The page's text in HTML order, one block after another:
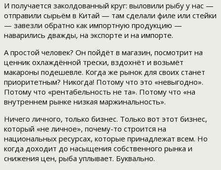
И получается заколдованный круг: выловили рыбу у нас —
отправили сырьём в Китай — там сделали филе или стейки
— завезли обратно как импортную продукцию —
наварились дважды, на экспорте и на импорте.
А простой человек? Он пойдёт в магазин, посмотрит на
ценник охлаждённой трески, вздохнёт и возьмёт
макароны подешевле. Когда же рынок для своих станет
приоритетным? Никогда! Потому что это «невыгодно».
Потому что «рентабельность не та». Потому что «на
внутреннем рынке низкая маржинальность».
Ничего личного, только бизнес. Только вот этот бизнес,
который «не личное», почему-то строится на
национальных ресурсах, которые принадлежат всем. Но
когда доходит до насыщения собственного рынка и
снижения цен, рыба уплывает. Буквально.